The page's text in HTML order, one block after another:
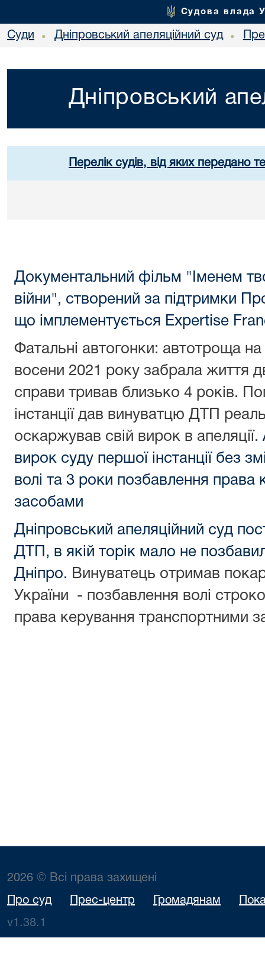
Судова влада
Суди • Дніпровський апеляційний суд •
Дніпровський
Перелік судів, від яких передано
Документальний фільм "Іменем
війни", створений за підтримки
що імплементується Expertise
Фатальні автогонки: автотроща на
восени 2021 року забрала життя
справи тривав близько 4 років.
інстанції дав винуватцю ДТП
оскаржував свій вирок в апеляції.
вирок суду першої інстанції без
волі та 3 роки позбавлення права
засобами
Дніпровський апеляційний суд
ДТП, в якій торік мало не
Дніпро. Винуватець отримав
України - позбавлення волі
права керування транспортними
2026 © Всі права захищені
Про суд Прес-центр Громадянам
v1.38.1